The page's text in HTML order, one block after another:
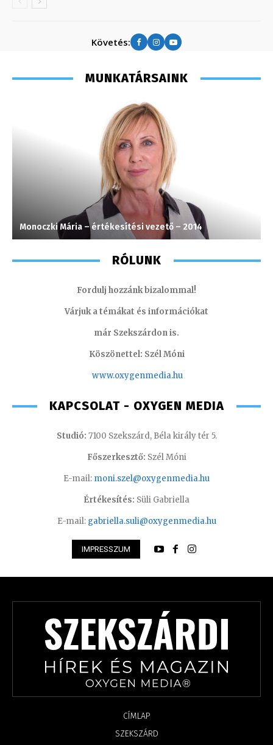
Követés:
MUNKATÁRSAINK
Monoczki Mária – értékesítési vezető – 2014
RÓLUNK
Fordulj hozzánk bizalommal!
Várjuk a témákat és információkat
már Szekszárdon is.
Köszönettel: Szél Móni
www.oxygenmedia.hu
KAPCSOLAT - OXYGEN MEDIA
Studió: 7100 Szekszárd, Béla király tér 5.
Főszerkesztő: Szél Móni
E-mail: moni.szel@oxygenmedia.hu
Értékesítés: Süli Gabriella
E-mail: gabriella.suli@oxygenmedia.hu
IMPRESSZUM
CÍMLAP
SZEKSZÁRD